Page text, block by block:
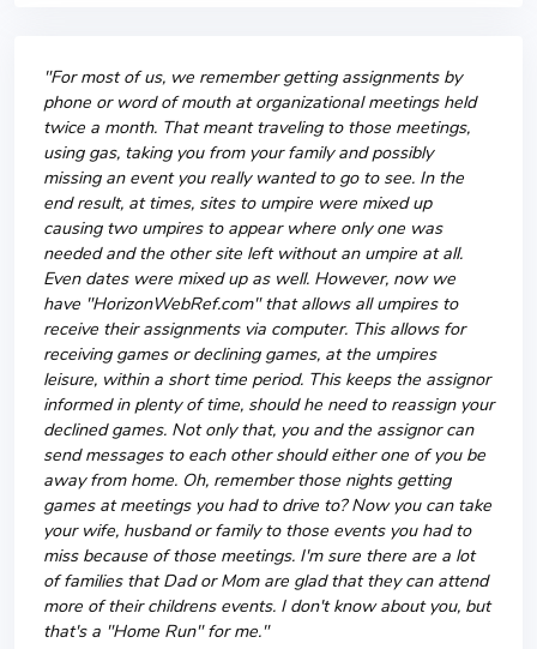
"For most of us, we remember getting assignments by
phone or word of mouth at organizational meetings held
twice a month. That meant traveling to those meetings,
using gas, taking you from your family and possibly
missing an event you really wanted to go to see. In the
end result, at times, sites to umpire were mixed up
causing two umpires to appear where only one was
needed and the other site left without an umpire at all.
Even dates were mixed up as well. However, now we
have "HorizonWebRef.com" that allows all umpires to
receive their assignments via computer. This allows for
receiving games or declining games, at the umpires
leisure, within a short time period. This keeps the assignor
informed in plenty of time, should he need to reassign your
declined games. Not only that, you and the assignor can
send messages to each other should either one of you be
away from home. Oh, remember those nights getting
games at meetings you had to drive to? Now you can take
your wife, husband or family to those events you had to
miss because of those meetings. I'm sure there are a lot
of families that Dad or Mom are glad that they can attend
more of their childrens events. I don't know about you, but
that's a "Home Run" for me."